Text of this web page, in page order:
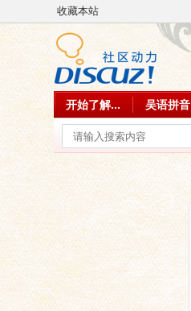
收藏本站
开始了解... 吴语拼音